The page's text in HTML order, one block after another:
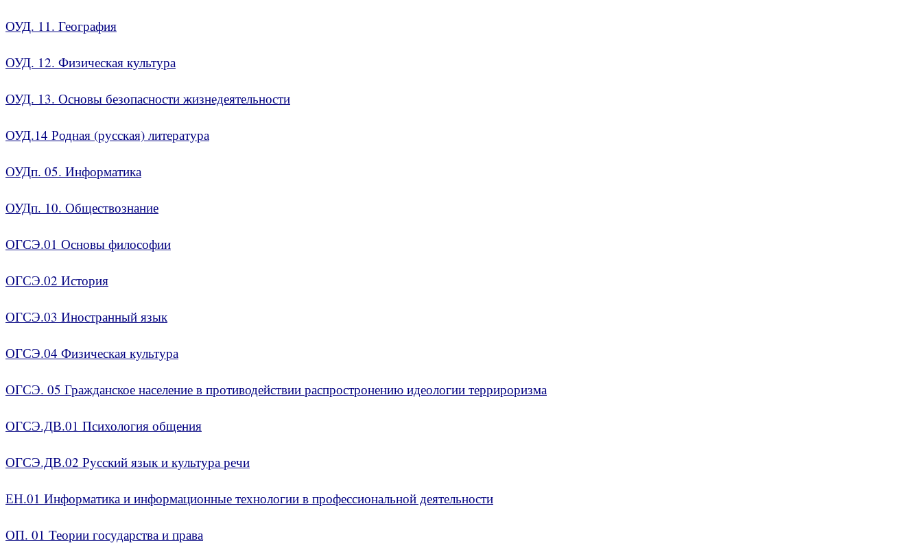
ОУД. 11. География
ОУД. 12. Физическая культура
ОУД. 13. Основы безопасности жизнедеятельности
ОУД.14 Родная (русская) литература
ОУДп. 05. Информатика
ОУДп. 10. Обществознание
ОГСЭ.01 Основы философии
ОГСЭ.02 История
ОГСЭ.03 Иностранный язык
ОГСЭ.04 Физическая культура
ОГСЭ. 05 Гражданское население в противодействии распростронению идеологии террироризма
ОГСЭ.ДВ.01 Психология общения
ОГСЭ.ДВ.02 Русский язык и культура речи
ЕН.01 Информатика и информационные технологии в профессиональной деятельности
ОП. 01 Теории государства и права